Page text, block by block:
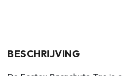
BESCHRIJVING